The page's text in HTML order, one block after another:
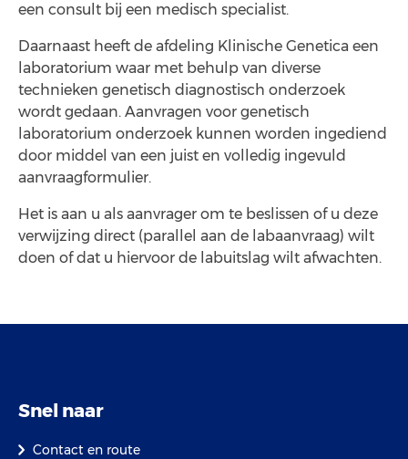
een consult bij een medisch specialist.
Daarnaast heeft de afdeling Klinische Genetica een
laboratorium waar met behulp van diverse
technieken genetisch diagnostisch onderzoek
wordt gedaan. Aanvragen voor genetisch
laboratorium onderzoek kunnen worden ingediend
door middel van een juist en volledig ingevuld
aanvraagformulier.
Het is aan u als aanvrager om te beslissen of u deze
verwijzing direct (parallel aan de labaanvraag) wilt
doen of dat u hiervoor de labuitslag wilt afwachten.
Snel naar
Contact en route